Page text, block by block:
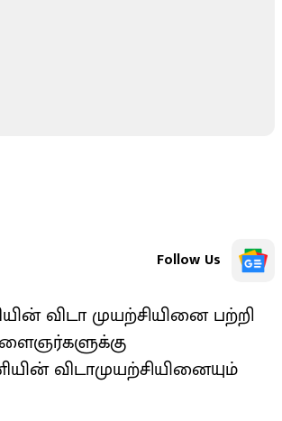
Follow Us
விடா முயற்சியினை பற்றி
விடாமுயற்சியினையும்